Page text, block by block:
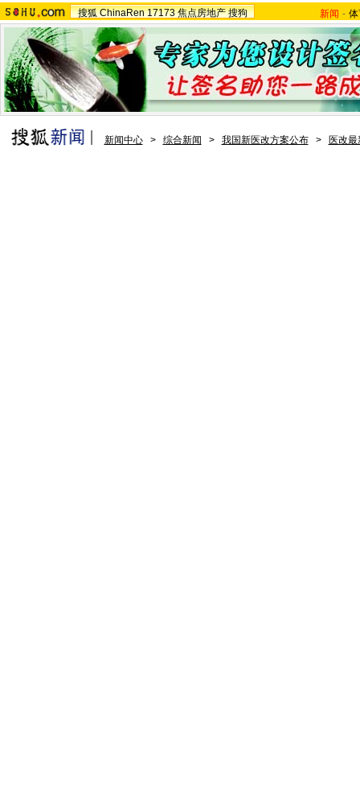
搜狐 ChinaRen 17173 焦点房地产 搜狗 新闻 -
新闻中心 > 综合新闻 > 我国新医改方案公布 > 医改